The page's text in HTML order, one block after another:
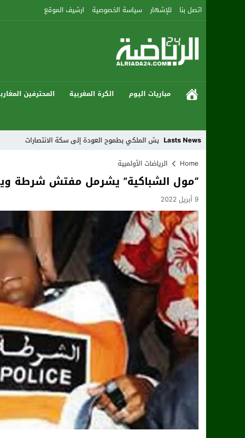
اتصل بنا للإشهار سياسة الخصوصية ارشيف الموقع
مباريات اليوم الكرة المغربية المحترفين
Lasts News
أكادير يواجه الجيش الملكي بطموح العودة إلى سكة الانتصارات
Home
الرياضات الأولمبية
“مول الشباكية” يشرمل مفتش شرطة
9 أبريل 2022